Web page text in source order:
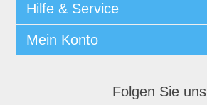
Hilfe & Service
Mein Konto
Folgen Sie uns